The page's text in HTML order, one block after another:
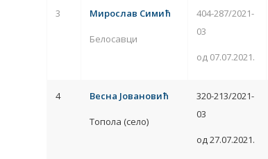
3 Мирослав Симић
Белосавци
404-287/2021-
03
од 07.07.2021.
4 Весна Јовановић
Топола (село)
320-213/2021-
03
од 27.07.2021.